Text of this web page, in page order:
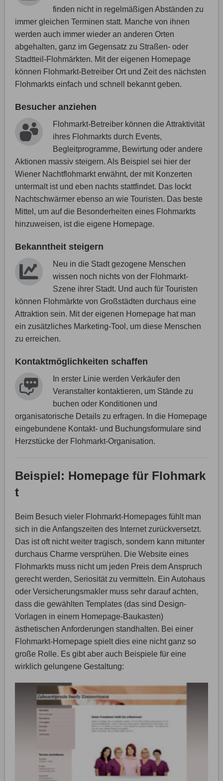
finden nicht in regelmäßigen Abständen zu
immer gleichen Terminen statt. Manche von ihnen
werden auch immer wieder an anderen Orten
abgehalten, ganz im Gegensatz zu Straßen- oder
Stadtteil-Flohmärkten. Mit der eigenen Homepage
können Flohmarkt-Betreiber Ort und Zeit des nächsten
Flohmarkts einfach und schnell bekannt geben.
Besucher anziehen
Flohmarkt-Betreiber können die Attraktivität
ihres Flohmarkts durch Events,
Begleitprogramme, Bewirtung oder andere
Aktionen massiv steigern. Als Beispiel sei hier der
Wiener Nachtflohmarkt erwähnt, der mit Konzerten
untermalt ist und eben nachts stattfindet. Das lockt
Nachtschwärmer ebenso an wie Touristen. Das beste
Mittel, um auf die Besonderheiten eines Flohmarkts
hinzuweisen, ist die eigene Homepage.
Bekanntheit steigern
Neu in die Stadt gezogene Menschen
wissen noch nichts von der Flohmarkt-
Szene ihrer Stadt. Und auch für Touristen
können Flohmärkte von Großstädten durchaus eine
Attraktion sein. Mit der eigenen Homepage hat man
ein zusätzliches Marketing-Tool, um diese Menschen
zu erreichen.
Kontaktmöglichkeiten schaffen
In erster Linie werden Verkäufer den
Veranstalter kontaktieren, um Stände zu
buchen oder Konditionen und
organisatorische Details zu erfragen. In die Homepage
eingebundene Kontakt- und Buchungsformulare sind
Herzstücke der Flohmarkt-Organisation.
Beispiel: Homepage für Flohmark
t
Beim Besuch vieler Flohmarkt-Homepages fühlt man
sich in die Anfangszeiten des Internet zurückversetzt.
Das ist oft nicht weiter tragisch, sondern kann mitunter
durchaus Charme versprühen. Die Website eines
Flohmarkts muss nicht um jeden Preis dem Anspruch
gerecht werden, Seriosität zu vermitteln. Ein Autohaus
oder Versicherungsmakler muss sehr darauf achten,
dass die gewählten Templates (das sind Design-
Vorlagen in einem Homepage-Baukasten)
ästhetischen Anforderungen standhalten. Bei einer
Flohmarkt-Homepage spielt dies eine nicht ganz so
große Rolle. Es gibt aber auch Beispiele für eine
wirklich gelungene Gestaltung: